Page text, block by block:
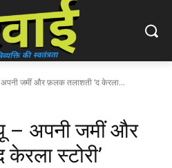
अपनी जमीं और फ़लक तलाशती ‘द केरला...
– अपनी जमीं और
स्टोरी’